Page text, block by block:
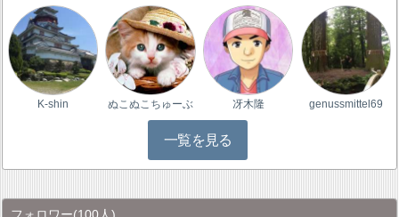
K-shin ぬこぬこちゅーぶ 冴木隆 genussmittel69
一覧を見る